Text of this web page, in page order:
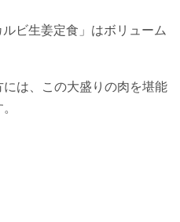
ビ生姜定食」はボリューム
は、この大盛りの肉を堪能